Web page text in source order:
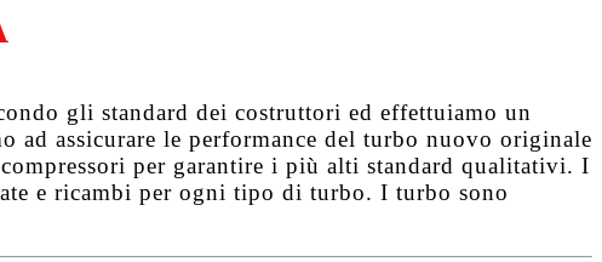
gli standard dei costruttori ed effettuiamo un
ad assicurare le performance del turbo nuovo originale
per garantire i più alti standard qualitativi. I
e ricambi per ogni tipo di turbo. I turbo sono